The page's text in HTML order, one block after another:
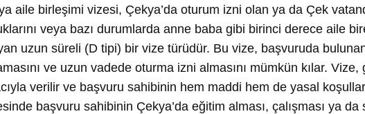
aile birleşimi vizesi, Çekya’da oturum izni olan ya da Çek
veya bazı durumlarda anne baba gibi birinci derece aile
uzun süreli (D tipi) bir vize türüdür. Bu vize, başvuruda
ve uzun vadede oturma izni almasını mümkün kılar.
verilir ve başvuru sahibinin hem maddi hem de yasal
başvuru sahibinin Çekya’da eğitim alması, çalışması ya